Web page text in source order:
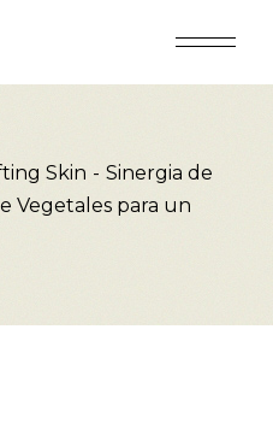
Skin
Sinergia de
Vegetales para un